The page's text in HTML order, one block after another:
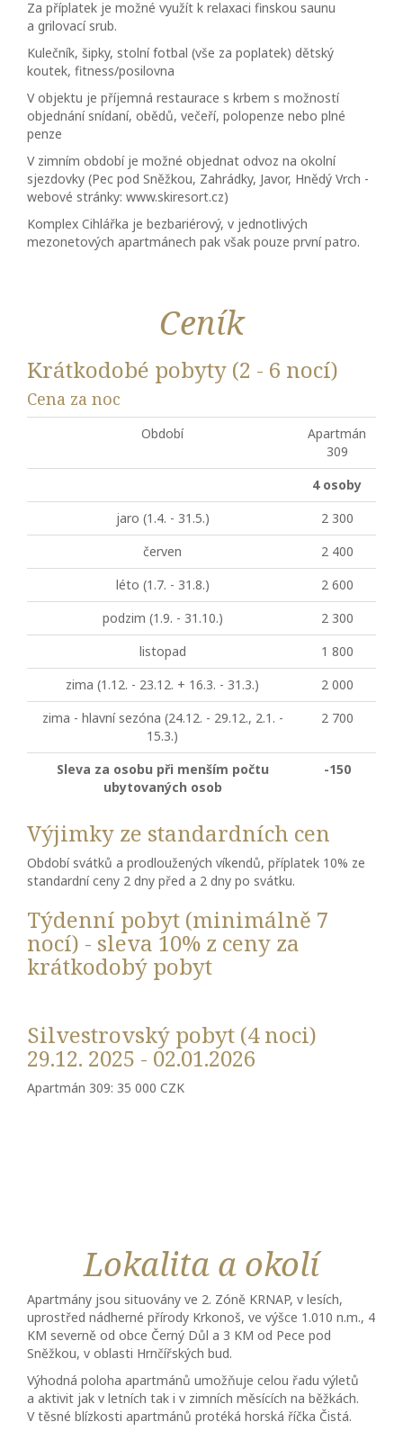
Za příplatek je možné využít k relaxaci finskou saunu
a grilovací srub.
Kulečník, šipky, stolní fotbal (vše za poplatek) dětský
koutek, fitness/posilovna
V objektu je příjemná restaurace s krbem s možností
objednání snídaní, obědů, večeří, polopenze nebo plné
penze
V zimním období je možné objednat odvoz na okolní
sjezdovky (Pec pod Sněžkou, Zahrádky, Javor, Hnědý Vrch -
webové stránky: www.skiresort.cz)
Komplex Cihlářka je bezbariérový, v jednotlivých
mezonetových apartmánech pak však pouze první patro.
Ceník
Krátkodobé pobyty (2 - 6 nocí)
Cena za noc
Období
Apartmán
309
4 osoby
jaro (1.4. - 31.5.)
2 300
červen
2 400
léto (1.7. - 31.8.)
2 600
podzim (1.9. - 31.10.)
2 300
listopad
1 800
zima (1.12. - 23.12. + 16.3. - 31.3.)
2 000
zima - hlavní sezóna (24.12. - 29.12., 2.1. -
15.3.)
2 700
Sleva za osobu při menším počtu
ubytovaných osob
-150
Výjimky ze standardních cen
Období svátků a prodloužených víkendů, příplatek 10% ze
standardní ceny 2 dny před a 2 dny po svátku.
Týdenní pobyt (minimálně 7
nocí) - sleva 10% z ceny za
krátkodobý pobyt
Silvestrovský pobyt (4 noci)
29.12. 2025 - 02.01.2026
Apartmán 309: 35 000 CZK
Lokalita a okolí
Apartmány jsou situovány ve 2. Zóně KRNAP, v lesích,
uprostřed nádherné přírody Krkonoš, ve výšce 1.010 n.m., 4
KM severně od obce Černý Důl a 3 KM od Pece pod
Sněžkou, v oblasti Hrnčířských bud.
Výhodná poloha apartmánů umožňuje celou řadu výletů
a aktivit jak v letních tak i v zimních měsících na běžkách.
V těsné blízkosti apartmánů protéká horská říčka Čistá.